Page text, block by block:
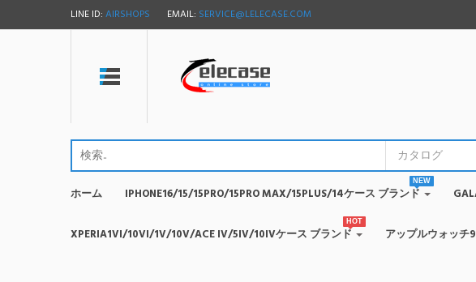
LINE ID: AIRSHOPS EMAIL: SERVICE@LELECASE.COM
ホーム
NEW
IPHONE16/15/15PRO/15PRO MAX/15PLUS/14ケース ブランド
HOT
XPERIA1VI/10VI/1V/10V/ACE IV/5IV/10IVケース ブランド アップルウォッチ